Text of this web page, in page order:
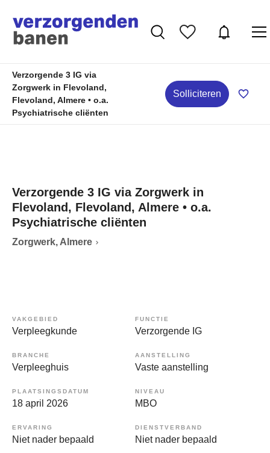
Verzorgende 3 IG via
Zorgwerk in Flevoland,
Flevoland, Almere • o.a.
Psychiatrische cliënten
Solliciteren
Verzorgende 3 IG via Zorgwerk in
Flevoland, Flevoland, Almere • o.a.
Psychiatrische cliënten
Zorgwerk, Almere
VAKGEBIED
Verpleegkunde
FUNCTIE
Verzorgende IG
BRANCHE
Verpleeghuis
AANSTELLING
Vaste aanstelling
PLAATSINGSDATUM
18 april 2026
NIVEAU
MBO
ERVARING
Niet nader bepaald
DIENSTVERBAND
Niet nader bepaald